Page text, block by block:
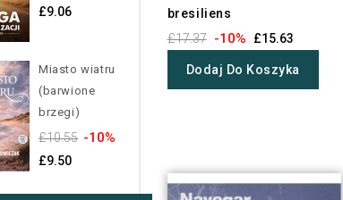
£9.06
Miasto wiatru
(barwione
brzegi)
£10.55 -10%
£9.50
bresiliens
£17.37 -10% £15.63
Dodaj Do Koszyka